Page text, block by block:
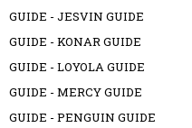
GUIDE - JESVIN GUIDE
GUIDE - KONAR GUIDE
GUIDE - LOYOLA GUIDE
GUIDE - MERCY GUIDE
GUIDE - PENGUIN GUIDE